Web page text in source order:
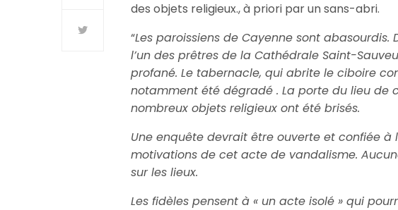
des objets religieux., à priori par un sans-abri.
“Les paroissiens de Cayenne sont
l’un des prêtres de la Cathédrale Saint-
profané. Le tabernacle, qui abrite le ciboire
notamment été dégradé . La porte du lieu de
nombreux objets religieux ont été brisés.
Une enquête devrait être ouverte et confiée à
motivations de cet acte de vandalisme.
sur les lieux.
Les fidèles pensent à « un acte isolé » qui